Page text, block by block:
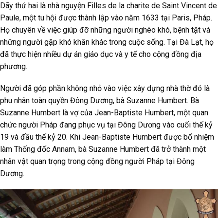
Dãy thứ hai là nhà nguyện Filles de la charite de Saint Vincent de
Paule, một tu hội được thành lập vào năm 1633 tại Paris, Pháp.
Họ chuyên về việc giúp đỡ những người nghèo khó, bệnh tật và
những người gặp khó khăn khác trong cuộc sống. Tại Đà Lạt, họ
đã thực hiện nhiều dự án giáo dục và y tế cho cộng đồng địa
phương.
Người đã góp phần không nhỏ vào việc xây dựng nhà thờ đó là
phu nhân toàn quyền Đông Dương, bà Suzanne Humbert. Bà
Suzanne Humbert là vợ của Jean-Baptiste Humbert, một quan
chức người Pháp đang phục vụ tại Đông Dương vào cuối thế kỷ
19 và đầu thế kỷ 20. Khi Jean-Baptiste Humbert được bổ nhiệm
làm Thống đốc Annam, bà Suzanne Humbert đã trở thành một
nhân vật quan trọng trong cộng đồng người Pháp tại Đông
Dương.